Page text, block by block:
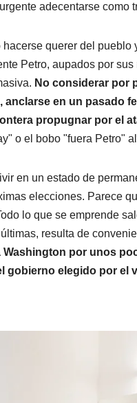
adecentarse como
hacerse querer del
Petro, aupados por
No considerar por
en un pasado
propugnar por el
o el bobo "fuera Petro"
en un estado de
elecciones. Parece
lo que se emprende
resulta de
por unos
gobierno elegido por el